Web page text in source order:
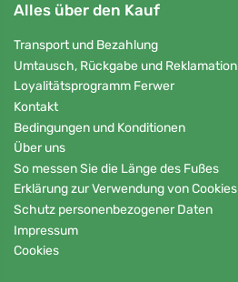
Alles über den Kauf
Transport und Bezahlung
Umtausch, Rückgabe und Reklamation
Loyalitätsprogramm Ferwer
Kontakt
Bedingungen und Konditionen
Über uns
So messen Sie die Länge des Fußes
Erklärung zur Verwendung von Cookies
Schutz personenbezogener Daten
Impressum
Cookies